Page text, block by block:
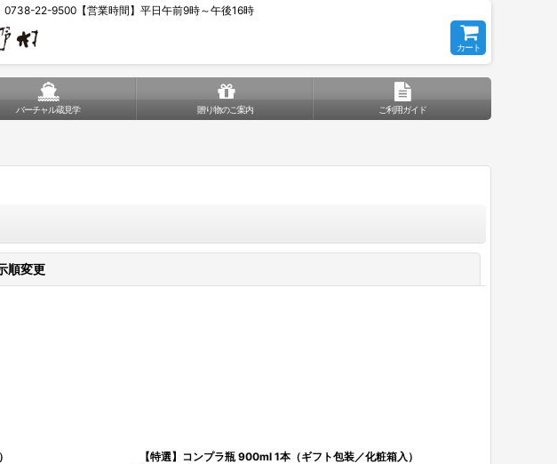
22-9500【営業時間】平日午前9時～午後16時
カート
バーチャル蔵見学 贈り物のご案内 ご利用ガイド
順変更
【特選】コンプラ瓶 900ml 1本（ギフト包装／化粧箱入）